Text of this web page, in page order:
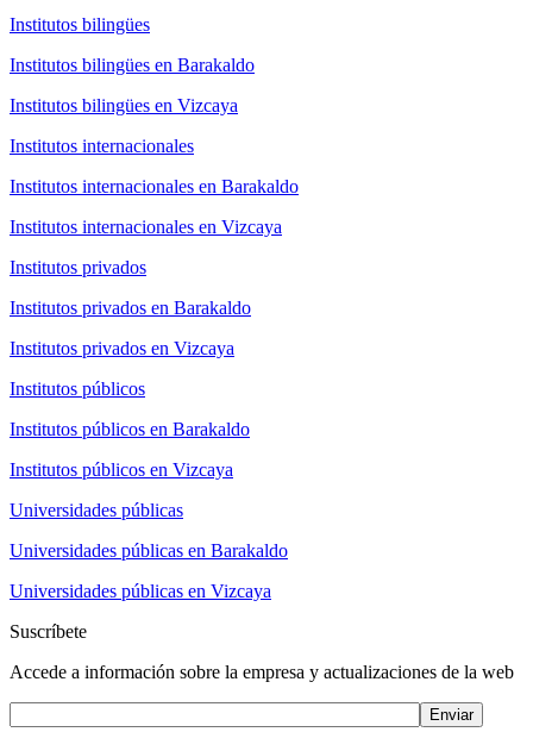
Institutos bilingües
Institutos bilingües en Barakaldo
Institutos bilingües en Vizcaya
Institutos internacionales
Institutos internacionales en Barakaldo
Institutos internacionales en Vizcaya
Institutos privados
Institutos privados en Barakaldo
Institutos privados en Vizcaya
Institutos públicos
Institutos públicos en Barakaldo
Institutos públicos en Vizcaya
Universidades públicas
Universidades públicas en Barakaldo
Universidades públicas en Vizcaya
Suscríbete
Accede a información sobre la empresa y actualizaciones de la web